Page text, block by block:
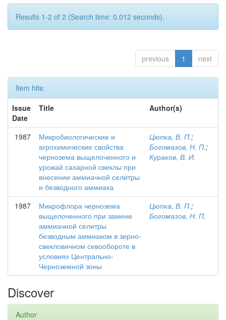
Results 1-2 of 2 (Search time: 0.012 seconds).
previous 1 next
Item hits:
Issue
Date
Title Author(s)
1987
Микробиологические и
агрохимические свойства
чернозема выщелоченного и
урожай сахарной свеклы при
внесении аммиачной селитры
и безводного аммиака
Цюпка, В. П.;
Богомазов, Н. П.;
Кураков, В. И.
1987
Микрофлора чернозема
выщелоченного при замене
аммиачной селитры
безводным аммиаком в зерно-
свекловичном севообороте в
условиях Центрально-
Черноземной зоны
Цюпка, В. П.;
Богомазов, Н. П.
Discover
Author